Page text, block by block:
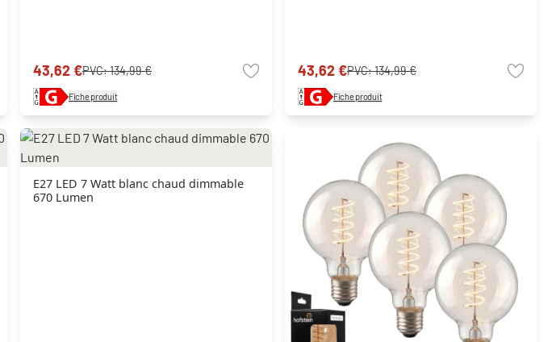
43,62 €PVC:134,99 €
Fiche produit
43,62 €PVC:134,99 €
Fiche produit
E27 LED 7 Watt blanc chaud dimmable
670 Lumen